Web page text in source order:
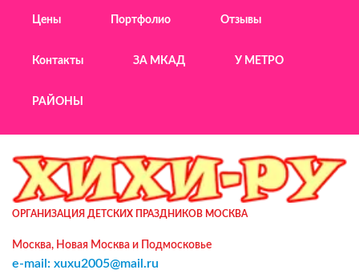
Цены Портфолио Отзывы
Контакты ЗА МКАД У МЕТРО
РАЙОНЫ
ОРГАНИЗАЦИЯ ДЕТСКИХ ПРАЗДНИКОВ МОСКВА
Москва, Новая Москва и Подмосковье
e-mail: xuxu2005@mail.ru